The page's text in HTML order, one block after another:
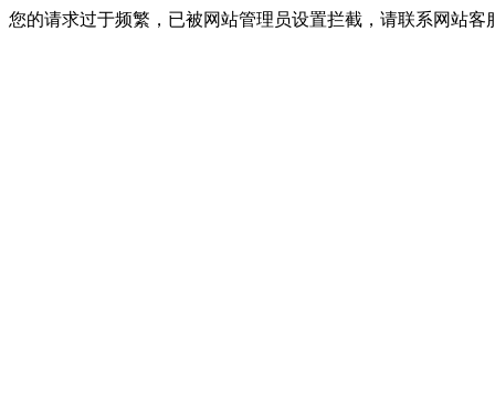
您的请求过于频繁，已被网站管理员设置拦截，请联系网站客